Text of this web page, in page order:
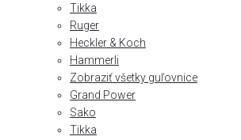
Tikka
Ruger
Heckler & Koch
Hammerli
Zobraziť všetky guľovnice
Grand Power
Sako
Tikka